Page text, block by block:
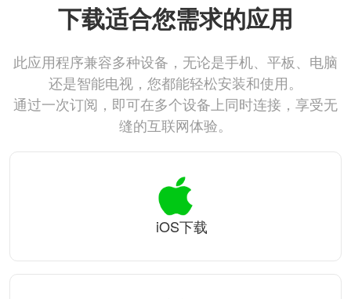
下载适合您需求的应用
此应用程序兼容多种设备，无论是手机、平板、电脑
还是智能电视，您都能轻松安装和使用。
通过一次订阅，即可在多个设备上同时连接，享受无
缝的互联网体验。
iOS下载